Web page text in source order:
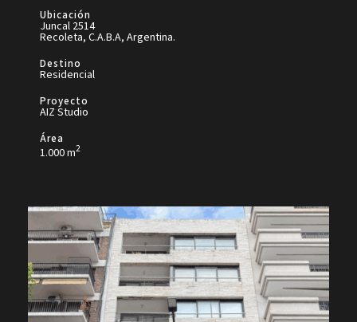
Ubicación
Juncal 2514
Recoleta, C.A.B.A, Argentina.
Destino
Residencial
Proyecto
AIZ Studio
Área
1.000 m2